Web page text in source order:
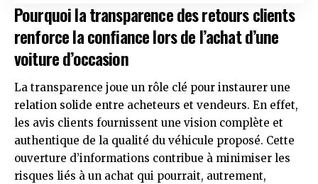
Pourquoi la transparence des retours clients
renforce la confiance lors de l’achat d’une
voiture d’occasion
La transparence joue un rôle clé pour instaurer une
relation solide entre acheteurs et vendeurs. En effet,
les avis clients fournissent une vision complète et
authentique de la qualité du véhicule proposé. Cette
ouverture d’informations contribue à minimiser les
risques liés à un achat qui pourrait, autrement,